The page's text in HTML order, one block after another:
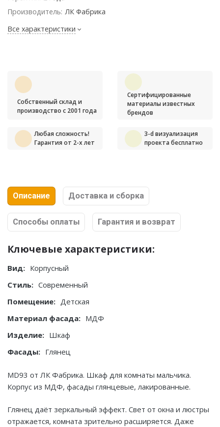
Производитель: ЛК Фабрика
Все характеристики
Собственный склад и
производство с 2001 года
Сертифицированные
материалы известных
брендов
Любая сложность!
Гарантия от 2-х лет
3-d визуализация
проекта бесплатно
Описание Доставка и сборка
Способы оплаты Гарантия и возврат
Ключевые характеристики:
Вид: Корпусный
Стиль: Современный
Помещение: Детская
Материал фасада: МДФ
Изделие: Шкаф
Фасады: Глянец
MD93 от ЛК Фабрика. Шкаф для комнаты мальчика.
Корпус из МДФ, фасады глянцевые, лакированные.
Глянец даёт зеркальный эффект. Свет от окна и люстры
отражается, комната зрительно расширяется. Даже